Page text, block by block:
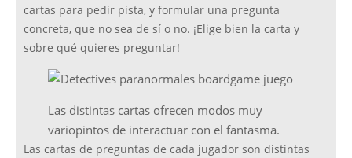
cartas para pedir pista, y formular una pregunta
concreta, que no sea de sí o no. ¡Elige bien la carta y
sobre qué quieres preguntar!
Las distintas cartas ofrecen modos muy
variopintos de interactuar con el fantasma.
Las cartas de preguntas de cada jugador son distintas